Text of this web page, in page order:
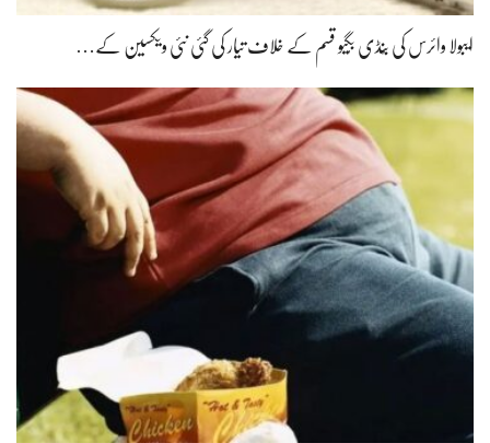
ایبولا وائرس کی بُنڈی بُگیو قسم کے خلاف تیار کی گئی نئی ویکسین کے…